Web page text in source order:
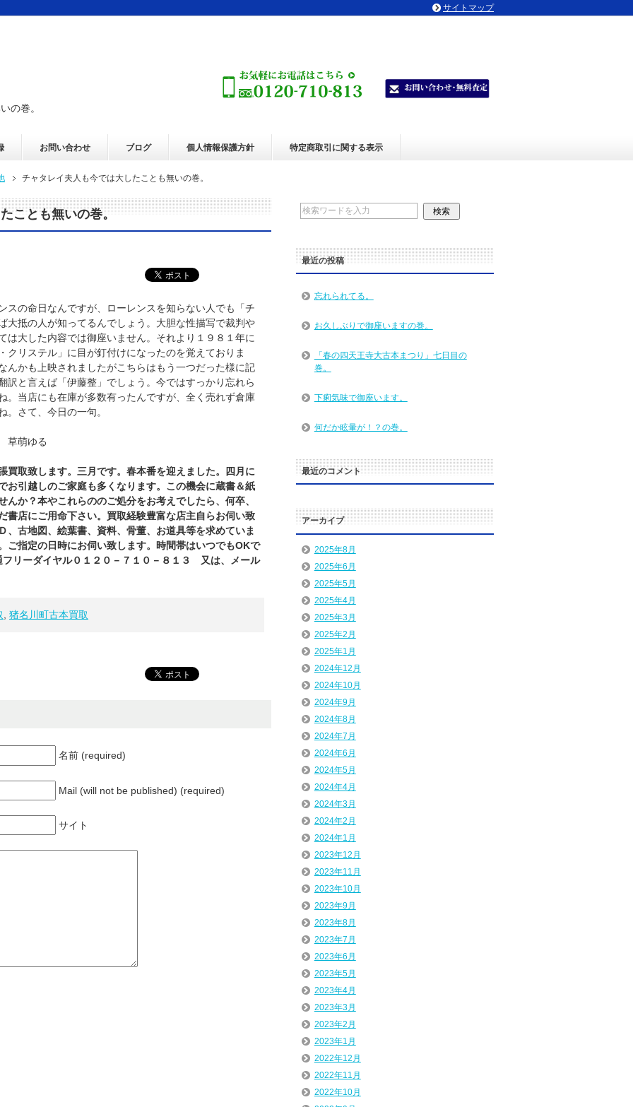
の巻。
お問い合わせ ブログ 個人情報保護方針 特定商取引に関する表示
チャタレイ夫人も今では大したことも無いの巻。
ことも無いの巻。
の命日なんですが、ローレンスを知らない人でも「チ
大抵の人が知ってるんでしょう。大胆な性描写で裁判や
は大した内容では御座いません。それより１９８１年に
クリステル」に目が釘付けになったのを覚えておりま
んかも上映されましたがこちらはもう一つだった様に記
訳と言えば「伊藤整」でしょう。今ではすっかり忘れら
。当店にも在庫が多数有ったんですが、全く売れず倉庫
。さて、今日の一句。
ゆる
買取致します。三月です。春本番を迎えました。四月に
お引越しのご家庭も多くなります。この機会に蔵書＆紙
んか？本やこれらののご処分をお考えでしたら、何卒、
書店にご用命下さい。買取経験豊富な店主自らお伺い致
、古地図、絵葉書、資料、骨董、お道具等を求めていま
ご指定の日時にお伺い致します。時間帯はいつでもOKで
フリーダイヤル０１２０－７１０－８１３ 又は、メール
, 猪名川町古本買取
名前 (required)
Mail (will not be published) (required)
サイト
最近の投稿
忘れられてる。
お久しぶりで御座いますの巻。
「春の四天王寺大古本まつり」七日目の
巻。
下痢気味で御座います。
何だか眩暈が！？の巻。
最近のコメント
アーカイブ
2025年8月
2025年6月
2025年5月
2025年4月
2025年3月
2025年2月
2025年1月
2024年12月
2024年10月
2024年9月
2024年8月
2024年7月
2024年6月
2024年5月
2024年4月
2024年3月
2024年2月
2024年1月
2023年12月
2023年11月
2023年10月
2023年9月
2023年8月
2023年7月
2023年6月
2023年5月
2023年4月
2023年3月
2023年2月
2023年1月
2022年12月
2022年11月
2022年10月
サイトマップ